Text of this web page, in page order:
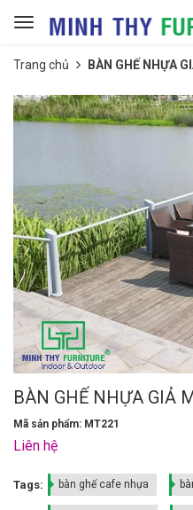
Toggle
Trang chủ BÀN GHẾ NHỰA
BÀN GHẾ NHỰA GIẢ
Mã sản phẩm: MT221
Liên hệ
Tags: bàn ghế cafe nhựa